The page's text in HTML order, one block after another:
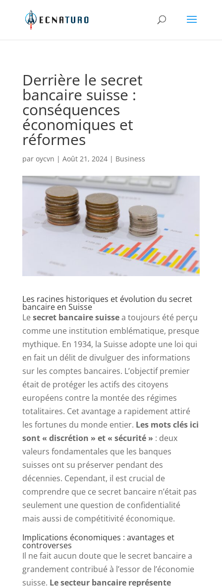
Derrière le secret
bancaire suisse :
conséquences
économiques et
réformes
par oycvn | Août 21, 2024| Business
Les racines historiques et évolution du secret
bancaire en Suisse
Lesecret bancaire suissea toujours été perçu
comme une institution emblématique, presque
mythique. En 1934, la Suisse adopte une loi qui
en fait un délit de divulguer des informations
sur les comptes bancaires. L’objectif premier
était de protéger les actifs des citoyens
européens contre la montée des régimes
totalitaires. Cet avantage a rapidement attiré
les fortunes du monde entier. Les mots clés ici
sont « discrétion » et « sécurité » : deux
valeurs fondamentales que les banques
suisses ont su préserver pendant des
décennies. Cependant, il est crucial de
comprendre que ce secret bancaire n’était pas
seulement une question de confidentialité
mais aussi de compétitivité économique.
Implications économiques : avantages et
controverses
Il ne fait aucun doute que le secret bancaire a
grandement contribué à l’essor de l’économie
suisse. Le secteur bancaire représente